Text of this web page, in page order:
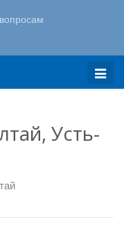
Меню
Усть-